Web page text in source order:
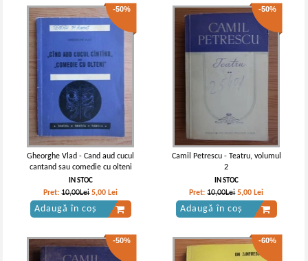
-50%
Gheorghe Vlad - Cand aud cucul
cantand sau comedie cu olteni
IN STOC
Pret:10,00Lei 5,00 Lei
Adaugă în coș
-50%
Camil Petrescu - Teatru, volumul
2
IN STOC
Pret:10,00Lei 5,00 Lei
Adaugă în coș
-50% -60%